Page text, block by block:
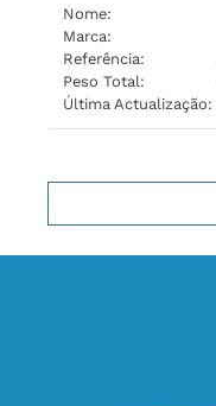
Nome:
Marca:
Referência:
Peso Total:
Última Actualização: